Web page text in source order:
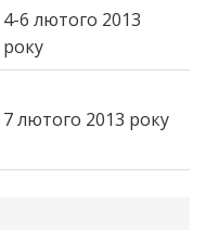
4-6 лютого 2013
року
7 лютого 2013 року